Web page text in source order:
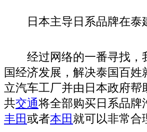
日本主导日系品牌在泰
经过网络的一番寻找，
国经济发展，解决泰国百
立汽车工厂并由日本政府
共交通将全部购买日系品牌
丰田或者本田就可以非常合